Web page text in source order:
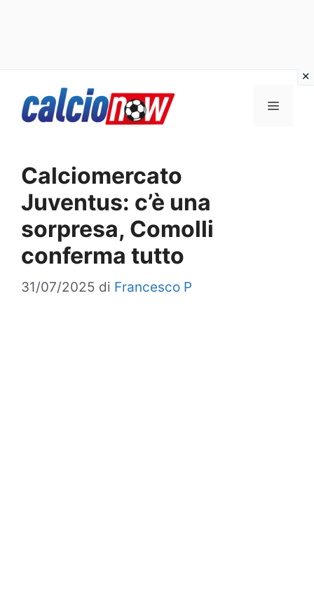
Menu
Calciomercato
Juventus: c’è una
sorpresa, Comolli
conferma tutto
31/07/2025 di Francesco P